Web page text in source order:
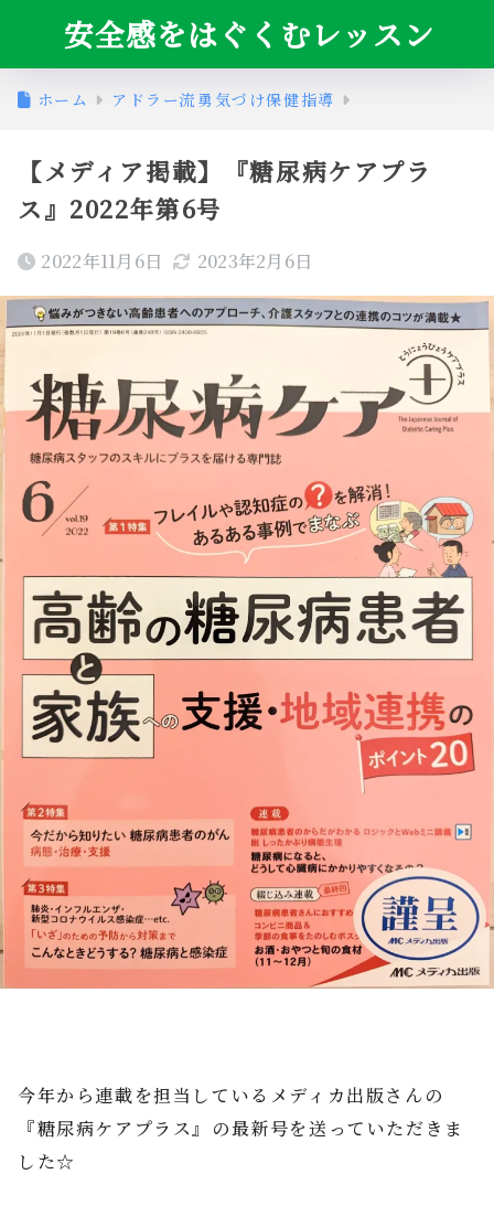
安全感をはぐくむレッスン
ホーム アドラー流勇気づけ保健指導
【メディア掲載】『糖尿病ケアプラ
ス』2022年第6号
2022年11月6日 2023年2月6日
今年から連載を担当しているメディカ出版さんの
『糖尿病ケアプラス』の最新号を送っていただきま
した☆